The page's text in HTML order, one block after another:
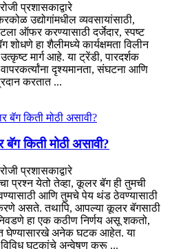
प्रशासकाद्वारे
उद्योगांमधील व्यवसायांसाठी,
ऑफर करण्यासाठी दर्जेदार, स्पष्ट
हा शैलीमध्ये कार्यक्षमता विलीन
मार्ग आहे. या ट्रेंडी, पारदर्शक
दृश्यमानता, संघटना आणि
करतात ...
किती मोठी असावी?
प्रशासकाद्वारे
प्रश्न येतो तेव्हा, कूलर बॅग ही तुमची
आणि तुमचे पेय थंड ठेवण्यासाठी
असते. तथापि, आपल्या कूलर बॅगसाठी
हा एक कठीण निर्णय असू शकतो,
घेण्यासारखे अनेक घटक आहेत. या
घटकांचे अन्वेषण करू ...